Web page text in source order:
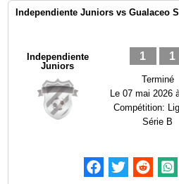
Independiente Juniors vs Gualaceo
Independiente
Juniors
1 1
Terminé
Le 07 mai 2026
Compétition:
Série B